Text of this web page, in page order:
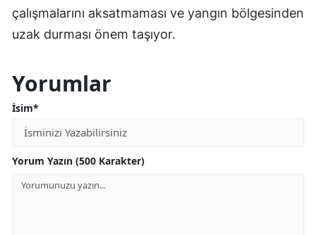
çalışmalarını aksatmaması ve yangın bölgesinden
uzak durması önem taşıyor.
Yorumlar
İsim*
Yorum Yazın (500 Karakter)